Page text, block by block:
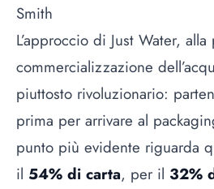
Smith
L’approccio di Just Water,
commercializzazione
piuttosto rivoluzionario:
prima per arrivare al
punto più evidente riguarda
il 54% di carta, per il 32%